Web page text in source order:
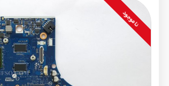
نا موجود